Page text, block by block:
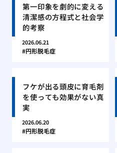
第一印象を劇的に変える
清潔感の方程式と社会学
的考察
2026.06.21
円形脱毛症
フケが出る頭皮に育毛剤
を使っても効果がない真
実
2026.06.20
円形脱毛症